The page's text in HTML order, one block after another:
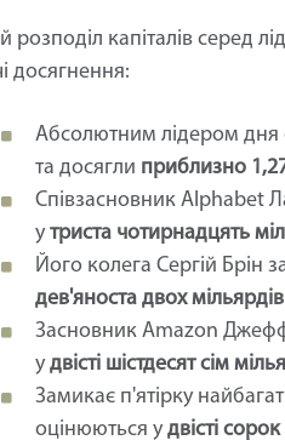
розподіл капіталів серед
досягнення:
Абсолютним лідером дня
та досягли приблизно
Співзасновник Alphabet
утриста чотирнадцять
Його колега Сергій Брін
дев'яноста двох мільярдів
Засновник Amazon Джефф
удвісті шістдесят сім
Замикає п'ятірку
оцінюються удвісті